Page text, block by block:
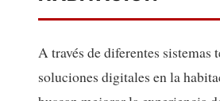
A través de diferentes sistemas
soluciones digitales en la